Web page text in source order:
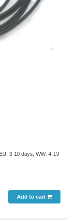
3-10 days, WW: 4-19
Add to cart